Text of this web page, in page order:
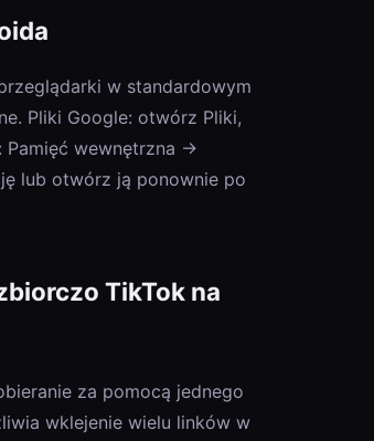
w standardowym
Pliki Google: otwórz Pliki,
Pamięć wewnętrzna →
lub otwórz ją ponownie po
TikTok na
za pomocą jednego
wklejenie wielu linków w